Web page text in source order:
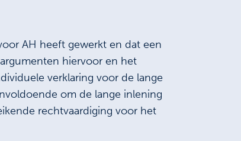
AH heeft gewerkt en dat een
hiervoor en het
verklaring voor de lange
om de lange inlening
rechtvaardiging voor het